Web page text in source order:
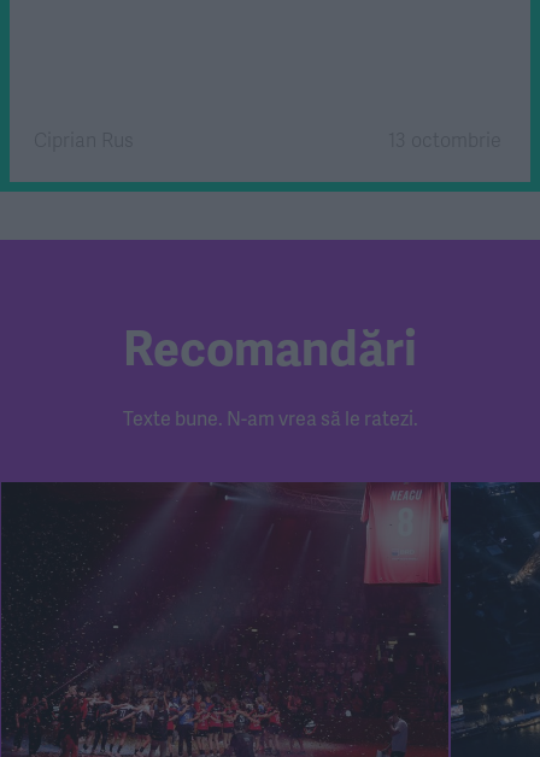
Recomandări
Texte bune. N-am vrea să le ratezi.